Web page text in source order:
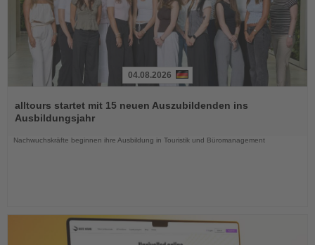
Sie
die
04.08.2026
alltours startet mit 15 neuen Auszubildenden ins
Ausbildungsjahr
Nachwuchskräfte beginnen ihre Ausbildung in Touristik und Büromanagement